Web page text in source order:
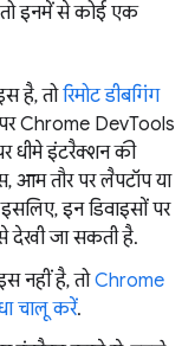
इनमें से कोई एक
है, तोरिमोट डीबगिंग
Chrome DevTools
धीमे इंटरैक्शन की
आम तौर पर लैपटॉप या
इन डिवाइसों पर
देखी जा सकती है.
नहीं है, तोChrome
चालू करें.